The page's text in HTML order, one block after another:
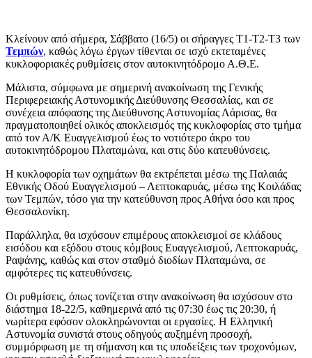
Κλείνουν από σήμερα, Σάββατο (16/5) οι σήραγγες Τ1-Τ2-Τ3 των
Τεμπών, καθώς λόγω έργων τίθενται σε ισχύ εκτεταμένες
κυκλοφοριακές ρυθμίσεις στον αυτοκινητόδρομο Α.Θ.Ε.
Μάλιστα, σύμφωνα με σημερινή ανακοίνωση της Γενικής
Περιφερειακής Αστυνομικής Διεύθυνσης Θεσσαλίας, και σε
συνέχεια απόφασης της Διεύθυνσης Αστυνομίας Λάρισας, θα
πραγματοποιηθεί ολικός αποκλεισμός της κυκλοφορίας στο τμήμα
από τον Α/Κ Ευαγγελισμού έως το νοτιότερο άκρο του
αυτοκινητόδρομου Πλαταμώνα, και στις δύο κατευθύνσεις.
Η κυκλοφορία των οχημάτων θα εκτρέπεται μέσω της Παλαιάς
Εθνικής Οδού Ευαγγελισμού – Λεπτοκαρυάς, μέσω της Κοιλάδας
των Τεμπών, τόσο για την κατεύθυνση προς Αθήνα όσο και προς
Θεσσαλονίκη.
Παράλληλα, θα ισχύσουν επιμέρους αποκλεισμοί σε κλάδους
εισόδου και εξόδου στους κόμβους Ευαγγελισμού, Λεπτοκαρυάς,
Ραψάνης, καθώς και στον σταθμό διοδίων Πλαταμώνα, σε
αμφότερες τις κατευθύνσεις.
Οι ρυθμίσεις, όπως τονίζεται στην ανακοίνωση θα ισχύσουν στο
διάστημα 18-22/5, καθημερινά από τις 07:30 έως τις 20:30, ή
νωρίτερα εφόσον ολοκληρώνονται οι εργασίες. Η Ελληνική
Αστυνομία συνιστά στους οδηγούς αυξημένη προσοχή,
συμμόρφωση με τη σήμανση και τις υποδείξεις των τροχονόμων,